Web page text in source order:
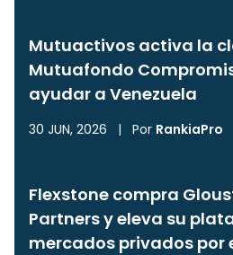
Mutuactivos activa la
Mutuafondo
ayudar a Venezuela
30 JUN, 2026 | Por RankiaPro
Flexstone compra
Partners y eleva su
mercados privados por